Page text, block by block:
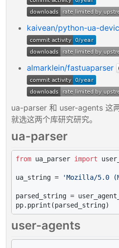
kaivean/python-ua-
almarklein/fastuaparser
ua-parser 和 user-agents 这
就选这两个库研究研究。
ua-parser
from ua_parser import
ua_string = 'Mozilla/5.0
parsed_string =
user-agents